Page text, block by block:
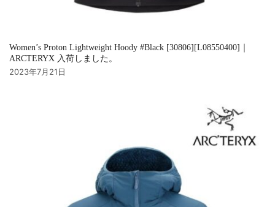
Women’s Proton Lightweight Hoody #Black [30806][L08550400]｜
ARCTERYX 入荷しました。
2023年7月21日